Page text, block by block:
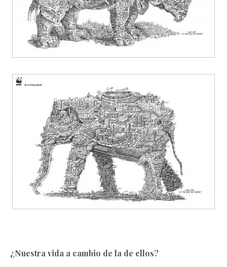
¿Nuestra vida a cambio de la de ellos?